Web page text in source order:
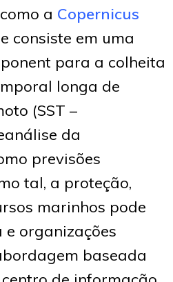
a Copernicus
consiste em uma
para a colheita
longa de
(SST –
da
previsões
tal, a proteção,
marinhos pode
organizações
baseada